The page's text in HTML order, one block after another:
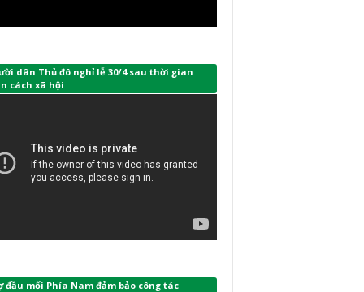
dân Thủ đô nghỉ lễ 30/4 sau thời gian
cách xã hội
đầu mối Phía Nam đảm bảo công tác